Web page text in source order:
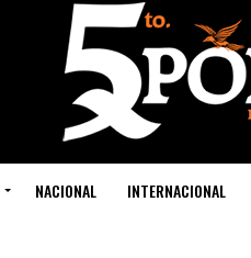
NACIONAL INTERNACIONAL